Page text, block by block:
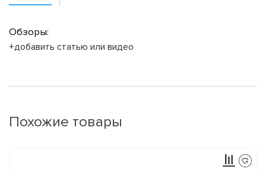
Обзоры:
+добавить статью или видео
Похожие товары